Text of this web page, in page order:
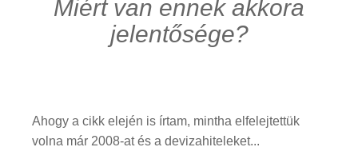
Miért van ennek akkora
jelentősége?
Ahogy a cikk elején is írtam, mintha elfelejtettük
volna már 2008-at és a devizahiteleket...